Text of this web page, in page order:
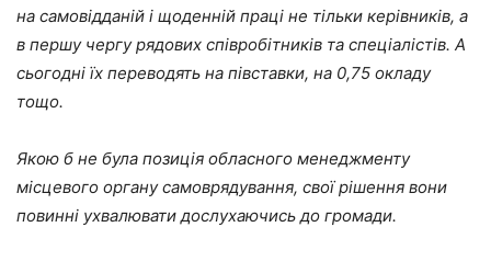
на самовідданій і щоденній праці не тільки керівників, а
в першу чергу рядових співробітників та спеціалістів. А
сьогодні їх переводять на півставки, на 0,75 окладу
тощо.
Якою б не була позиція обласного менеджменту
місцевого органу самоврядування, свої рішення вони
повинні ухвалювати дослухаючись до громади.